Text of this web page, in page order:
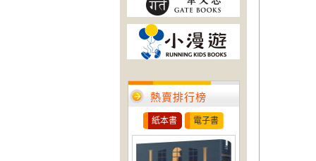
熱賣排行榜
紙本書 電子書